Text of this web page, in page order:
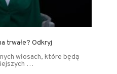
trwałe? Odkryj
włosach, które będą
…